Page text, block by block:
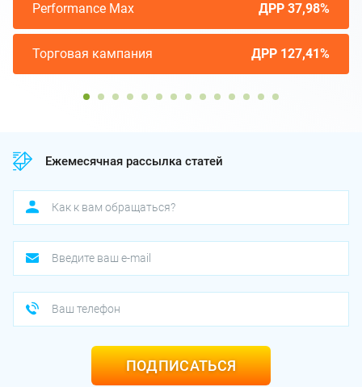
Performance Max ДРР 37,98%
Торговая кампания ДРР 127,41%
Ежемесячная рассылка статей
ПОДПИСАТЬСЯ